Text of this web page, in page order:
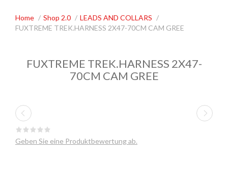
Home / Shop 2.0 / LEADS AND COLLARS /
FUXTREME TREK.HARNESS 2X47-70CM CAM GREE
FUXTREME TREK.HARNESS 2X47-
70CM CAM GREE
Geben Sie eine Produktbewertung ab.